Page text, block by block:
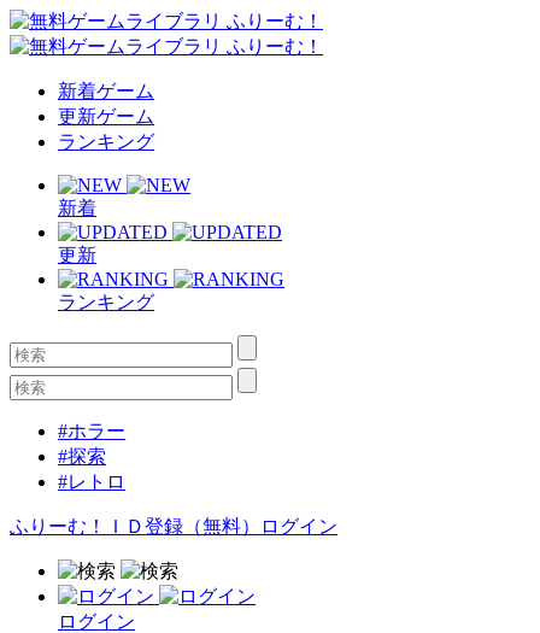
新着ゲーム
更新ゲーム
ランキング
新着
更新
ランキング
#ホラー
#探索
#レトロ
ふりーむ！ＩＤ登録（無料） ログイン
ログイン